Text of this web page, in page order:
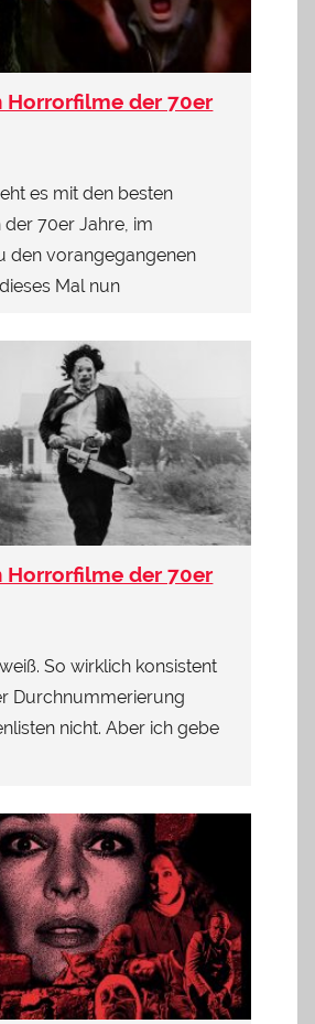
Horrorfilme der 70er
es mit den besten
70er Jahre, im
den vorangegangenen
Mal nun
Horrorfilme der 70er
So wirklich konsistent
Durchnummerierung
nicht. Aber ich gebe